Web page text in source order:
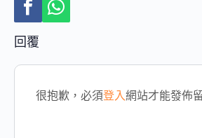
回覆
很抱歉，必須登入網站才能發佈